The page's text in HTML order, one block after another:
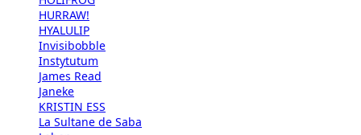
HURRAW!
HYALULIP
Invisibobble
Instytutum
James Read
Janeke
KRISTIN ESS
La Sultane de Saba